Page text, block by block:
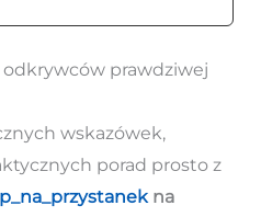
odkrywców prawdziwej
wskazówek,
porad prosto z
na